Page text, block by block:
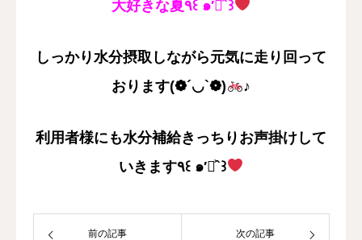
大好きな夏 ٩꒰ ๑′◡͐`꒱
しっかり水分摂取しながら元気に走り回って
おります(❁´◡`❁)
♪
利用者様にも水分補給きっちりお声掛けして
いきます٩꒰ ๑′◡͐`꒱
前の記事 次の記事